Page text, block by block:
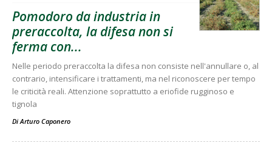
Pomodoro da industria in
preraccolta, la difesa non si
ferma con...
Nelle periodo preraccolta la difesa non consiste nell'annullare o, al
contrario, intensificare i trattamenti, ma nel riconoscere per tempo
le criticità reali. Attenzione soprattutto a eriofide rugginoso e
tignola
Di Arturo Caponero